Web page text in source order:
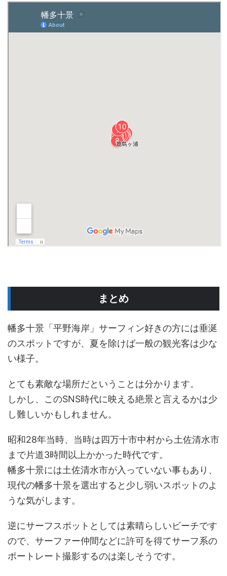
まとめ
幡多十景「平野海岸」サーフィン好きの方には垂涎
のスポットですが、夏を除けば一般の観光客は少な
い様子。
とても素敵な場所だということは分かります。
しかし、このSNS時代に映える絶景と言えるかは少
し難しいかもしれません。
昭和28年当時、当時は四万十市中村から土佐清水市
まで片道3時間以上かかった時代です。
幡多十景には土佐清水市が入っていない事もあり、
現代の幡多十景を選出すると少し弱いスポットのよ
うな気がします。
逆にサーフスポットとしては素晴らしいビーチです
ので、サーファー仲間などに許可を得てサーフ系の
ポートレート撮影するのは楽しそうです。